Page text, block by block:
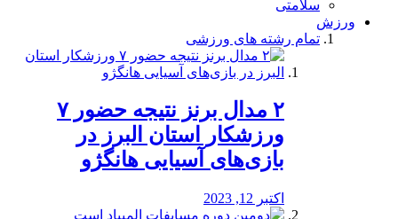
سلامتی
ورزش
تمام رشته های ورزشی
۲ مدال برنز نتیجه حضور ۷
ورزشکار استان البرز در
بازی‌های آسیایی هانگژو
اکتبر 12, 2023